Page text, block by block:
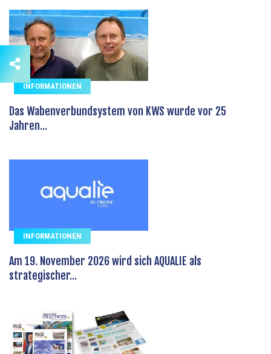
INFORMATIONEN
Das Wabenverbundsystem von KWS wurde vor 25
Jahren...
INFORMATIONEN
Am 19. November 2026 wird sich AQUALIE als
strategischer...